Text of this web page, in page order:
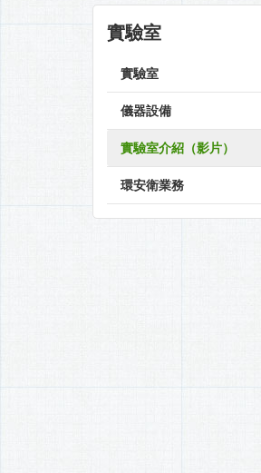
實驗室
實驗室
儀器設備
實驗室介紹（影片）
環安衛業務